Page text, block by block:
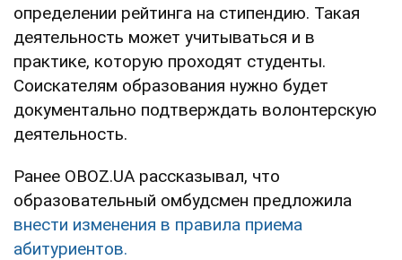
определении рейтинга на стипендию. Такая
деятельность может учитываться и в
практике, которую проходят студенты.
Соискателям образования нужно будет
документально подтверждать волонтерскую
деятельность.
Ранее OBOZ.UA рассказывал, что
образовательный омбудсмен предложила
внести изменения в правила приема
абитуриентов.